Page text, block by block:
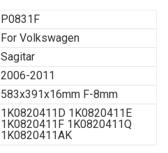
P0831F
For Volkswagen
Sagitar
2006-2011
583x391x16mm F-8mm
1K0820411D 1K0820411E
1K0820411F 1K0820411Q
1K0820411AK